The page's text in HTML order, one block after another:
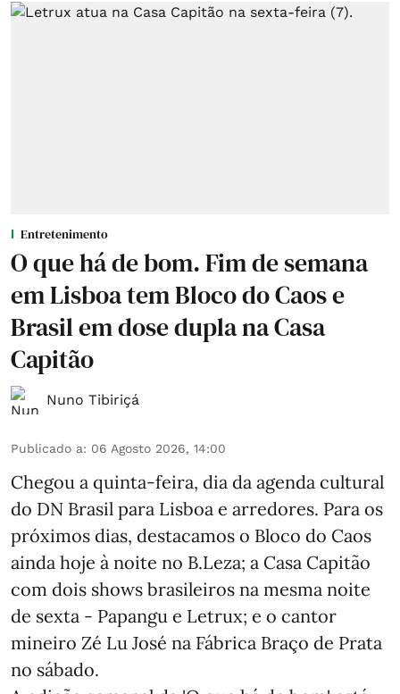
Entretenimento
O que há de bom. Fim de semana
em Lisboa tem Bloco do Caos e
Brasil em dose dupla na Casa
Capitão
Nuno Tibiriçá
Publicado a: 06 Agosto 2026, 14:00
Chegou a quinta-feira, dia da agenda cultural
do DN Brasil para Lisboa e arredores. Para os
próximos dias, destacamos o Bloco do Caos
ainda hoje à noite no B.Leza; a Casa Capitão
com dois shows brasileiros na mesma noite
de sexta - Papangu e Letrux; e o cantor
mineiro Zé Lu José na Fábrica Braço de Prata
no sábado.